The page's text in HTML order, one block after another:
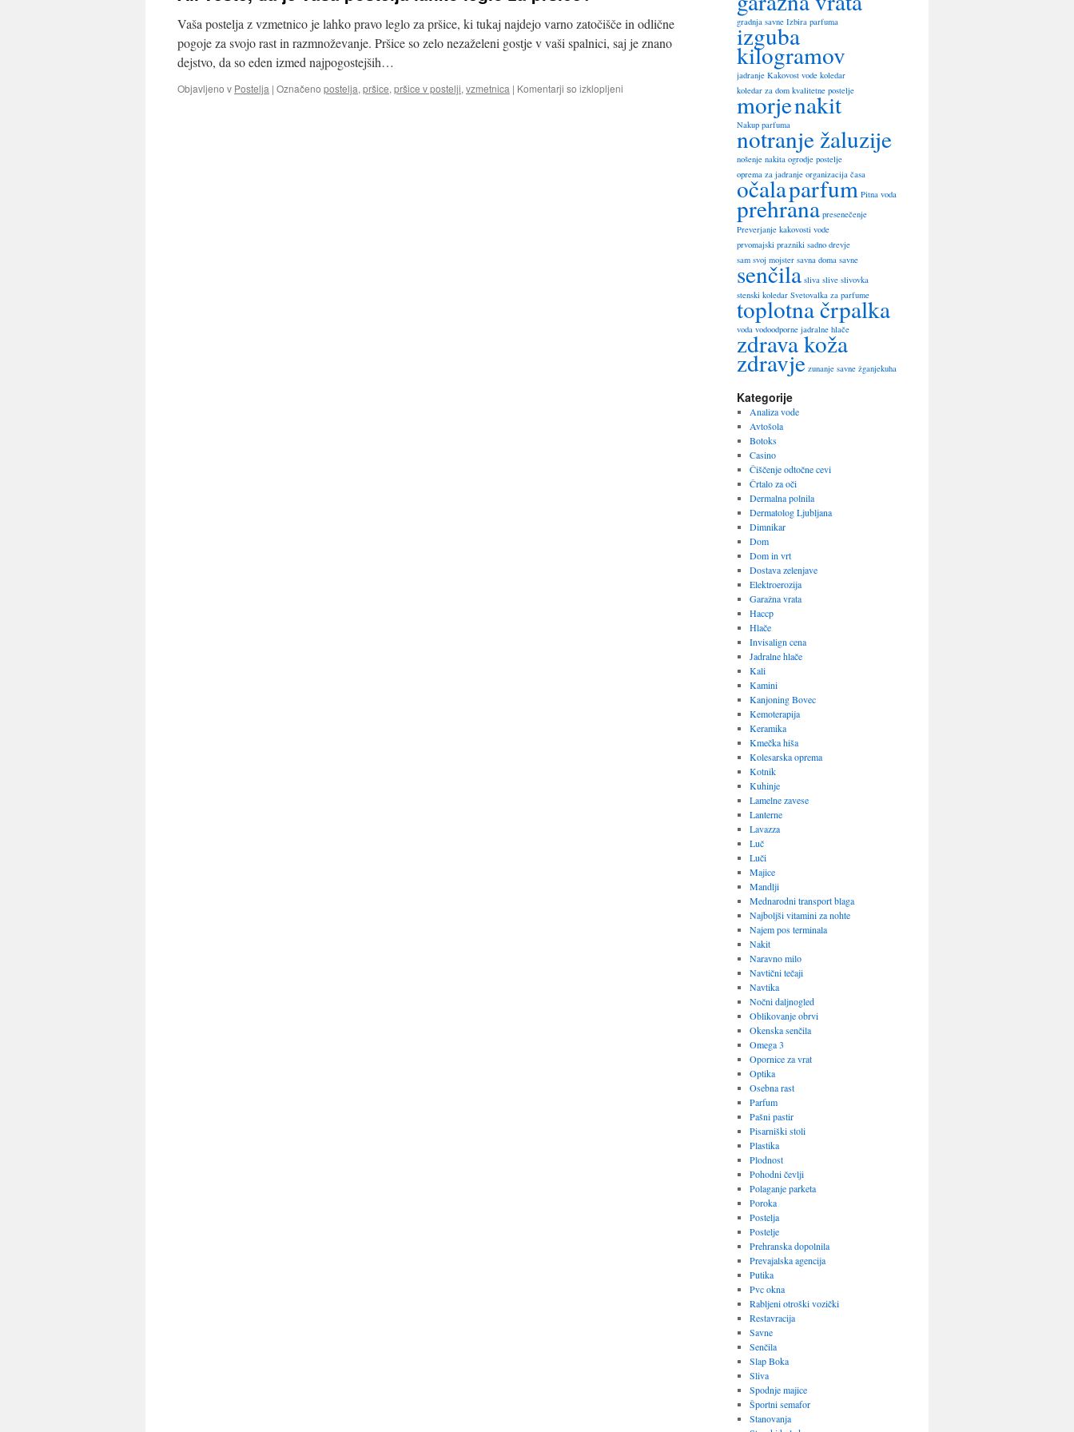
Vaša postelja z vzmetnico je lahko pravo leglo za pršice, ki tukaj najdejo varno zatočišče in odlične
pogoje za svojo rast in razmnoževanje. Pršice so zelo nezaželeni gostje v vaši spalnici, saj je znano
dejstvo, da so eden izmed najpogostejših…
Objavljeno v Postelja | Označeno postelja, pršice, pršice v postelji, vzmetnica | Komentarji so izklopljeni
gradnja savne Izbira parfuma
izguba
kilogramov
jadranje Kakovost vode koledar
koledar za dom kvalitetne postelje
morjenakit
Nakup parfuma
notranje žaluzije
nošenje nakita ogrodje postelje
oprema za jadranje organizacija časa
očalaparfum Pitna voda
prehrana presenečenje
Preverjanje kakovosti vode
prvomajski prazniki sadno drevje
sam svoj mojster savna doma savne
senčila sliva slive slivovka
stenski koledar Svetovalka za parfume
toplotna črpalka
voda vodoodporne jadralne hlače
zdrava koža
zdravje zunanje savne žganjekuha
Kategorije
Analiza vode
Avtošola
Botoks
Casino
Čiščenje odtočne cevi
Črtalo za oči
Dermalna polnila
Dermatolog Ljubljana
Dimnikar
Dom
Dom in vrt
Dostava zelenjave
Elektroerozija
Garažna vrata
Haccp
Hlače
Invisalign cena
Jadralne hlače
Kali
Kamini
Kanjoning Bovec
Kemoterapija
Keramika
Kmečka hiša
Kolesarska oprema
Kotnik
Kuhinje
Lamelne zavese
Lanterne
Lavazza
Luč
Luči
Majice
Mandlji
Mednarodni transport blaga
Najboljši vitamini za nohte
Najem pos terminala
Nakit
Naravno milo
Navtični tečaji
Navtika
Nočni daljnogled
Oblikovanje obrvi
Okenska senčila
Omega 3
Opornice za vrat
Optika
Osebna rast
Parfum
Pašni pastir
Pisarniški stoli
Plastika
Plodnost
Pohodni čevlji
Polaganje parketa
Poroka
Postelja
Postelje
Prehranska dopolnila
Prevajalska agencija
Putika
Pvc okna
Rabljeni otroški vozički
Restavracija
Savne
Senčila
Slap Boka
Sliva
Spodnje majice
Športni semafor
Stanovanja